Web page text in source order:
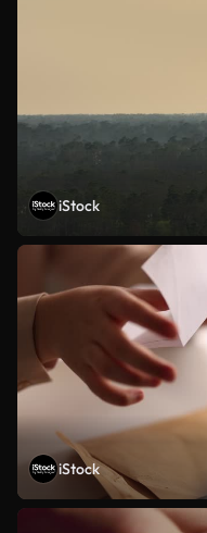
iStock
iStock